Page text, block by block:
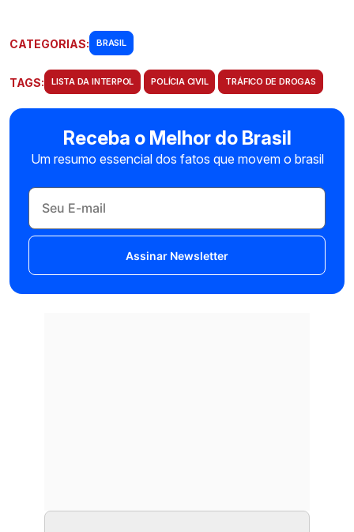
CATEGORIAS: BRASIL
TAGS: LISTA DA INTERPOL POLÍCIA CIVIL TRÁFICO DE DROGAS
Receba o Melhor do Brasil
Um resumo essencial dos fatos que movem o brasil
Assinar Newsletter